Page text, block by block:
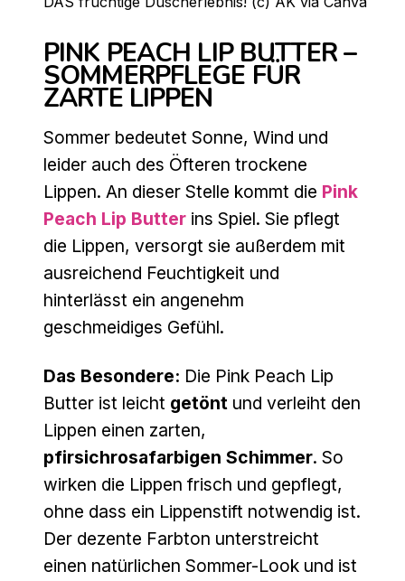
PINK PEACH LIP BUTTER –
SOMMERPFLEGE FÜR
ZARTE LIPPEN
Sommer bedeutet Sonne, Wind und
leider auch des Öfteren trockene
Lippen. An dieser Stelle kommt die Pink
Peach Lip Butter ins Spiel. Sie pflegt
die Lippen, versorgt sie außerdem mit
ausreichend Feuchtigkeit und
hinterlässt ein angenehm
geschmeidiges Gefühl.
Das Besondere: Die Pink Peach Lip
Butter ist leicht getönt und verleiht den
Lippen einen zarten,
pfirsichrosafarbigen Schimmer. So
wirken die Lippen frisch und gepflegt,
ohne dass ein Lippenstift notwendig ist.
Der dezente Farbton unterstreicht
einen natürlichen Sommer-Look und ist